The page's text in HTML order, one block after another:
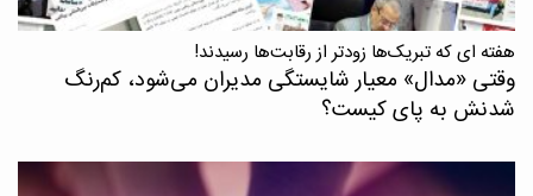
هفته ای که تبریک‌ها زودتر از رقابت‌ها رسیدند!
وقتی «مدال‌» معیار شایستگی مدیران می‌شود، کم‌رنگ
شدنش به پای کیست؟